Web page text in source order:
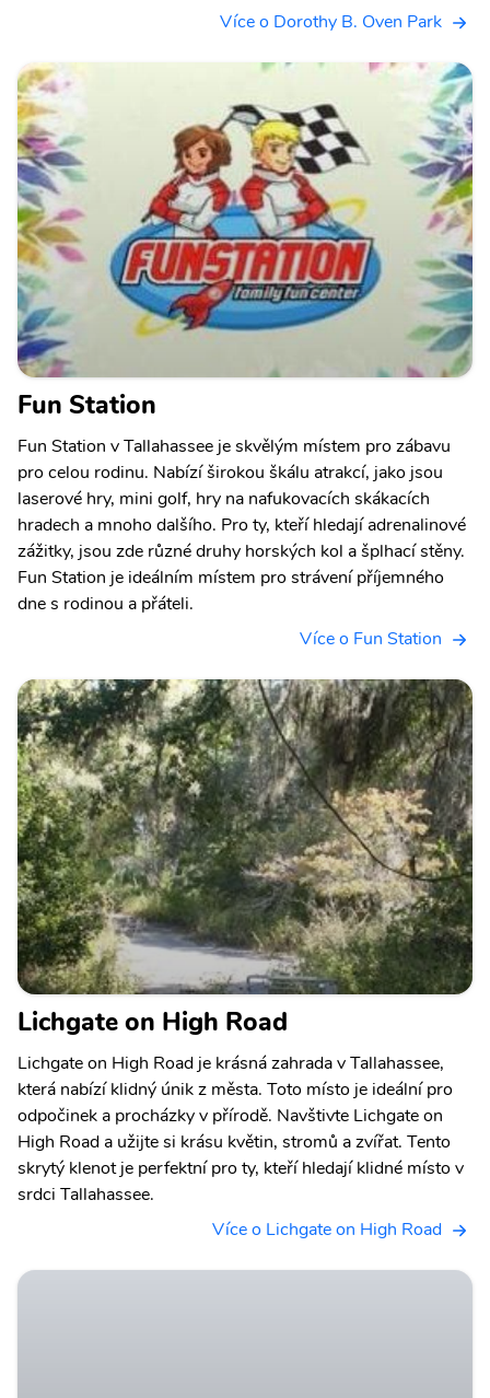
Více o Dorothy B. Oven Park
Fun Station
Fun Station v Tallahassee je skvělým místem pro zábavu
pro celou rodinu. Nabízí širokou škálu atrakcí, jako jsou
laserové hry, mini golf, hry na nafukovacích skákacích
hradech a mnoho dalšího. Pro ty, kteří hledají adrenalinové
zážitky, jsou zde různé druhy horských kol a šplhací stěny.
Fun Station je ideálním místem pro strávení příjemného
dne s rodinou a přáteli.
Více o Fun Station
Lichgate on High Road
Lichgate on High Road je krásná zahrada v Tallahassee,
která nabízí klidný únik z města. Toto místo je ideální pro
odpočinek a procházky v přírodě. Navštivte Lichgate on
High Road a užijte si krásu květin, stromů a zvířat. Tento
skrytý klenot je perfektní pro ty, kteří hledají klidné místo v
srdci Tallahassee.
Více o Lichgate on High Road